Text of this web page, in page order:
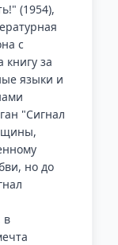
(1954),
с
книгу за
языки и
"Сигнал
но до
в